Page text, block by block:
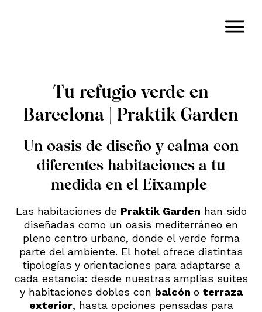
Tu refugio verde en
Barcelona | Praktik Garden
Un oasis de diseño y calma con
diferentes habitaciones a tu
medida en el Eixample
Las habitaciones de Praktik Garden han sido
diseñadas como un oasis mediterráneo en
pleno centro urbano, donde el verde forma
parte del ambiente. El hotel ofrece distintas
tipologías y orientaciones para adaptarse a
cada estancia: desde nuestras amplias suites
y habitaciones dobles con balcón o terraza
exterior, hasta opciones pensadas para